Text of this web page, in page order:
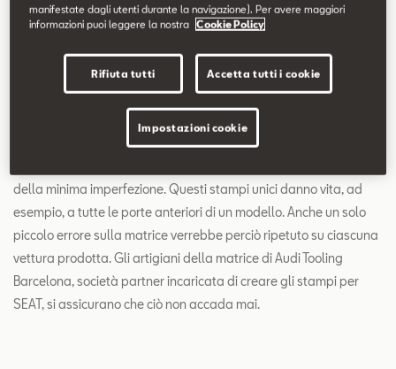
Verona.Le loro mani danno forma a pezzi unici che, invece di
giorno sulle strade. È infatti loro responsabilità modellare gli
stampi che danno forma a porte e cofani dei modelli SEAT, e il
loro lavoro prevede il raggiungimento della perfezione.
Un’opera unica per migliaia di creazioni: affinché la portiera di
della minima imperfezione. Questi stampi unici danno vita, ad
esempio, a tutte le porte anteriori di un modello. Anche un solo
piccolo errore sulla matrice verrebbe perciò ripetuto su ciascuna
vettura prodotta. Gli artigiani della matrice di Audi Tooling
Barcelona, società partner incaricata di creare gli stampi per
SEAT, si assicurano che ciò non accada mai.
manifestate dagli utenti durante la navigazione). Per avere maggiori
informazioni puoi leggere la nostra
Cookie Policy
Rifiuta tutti Accetta tutti i cookie
Impostazioni cookie